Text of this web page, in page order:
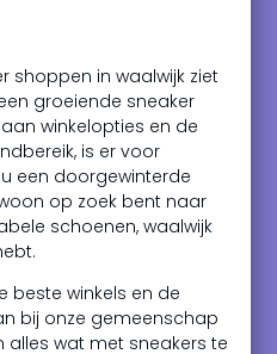
shoppen in waalwijk ziet
groeiende sneaker
winkelopties en de
is er voor
een doorgewinterde
op zoek bent naar
schoenen, waalwijk
beste winkels en de
bij onze gemeenschap
wat met sneakers te